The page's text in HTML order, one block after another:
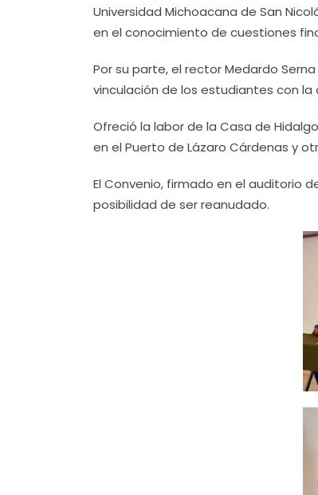
Universidad Michoacana de San
en el conocimiento de cuestiones
Por su parte, el rector Medardo
vinculación de los estudiantes con
Ofreció la labor de la Casa de
en el Puerto de Lázaro Cárdenas y
El Convenio, firmado en el auditorio
posibilidad de ser reanudado.